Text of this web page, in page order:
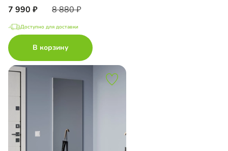
7 990 8 880
Доступно для доставки
В корзину